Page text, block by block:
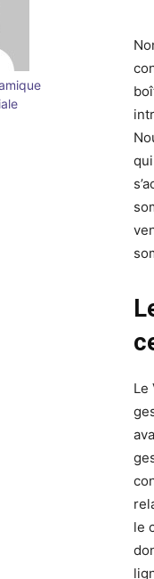
Le
le